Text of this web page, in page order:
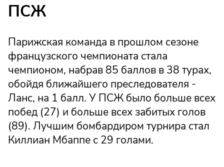
ПСЖ
Парижская команда в прошлом сезоне
французского чемпионата стала
чемпионом, набрав 85 баллов в 38 турах,
обойдя ближайшего преследователя -
Ланс, на 1 балл. У ПСЖ было больше всех
побед (27) и больше всех забитых голов
(89). Лучшим бомбардиром турнира стал
Киллиан Мбаппе с 29 голами.